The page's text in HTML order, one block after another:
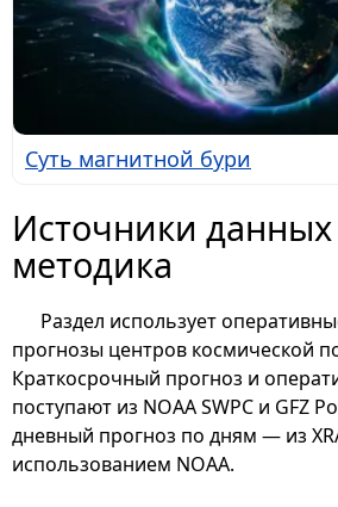
Суть магнитной бури
Источники данных
методика
Раздел использует
прогнозы центров космической
Краткосрочный прогноз и
поступают из NOAA SWPC и GFZ
дневный прогноз по дням — из
использованием NOAA.